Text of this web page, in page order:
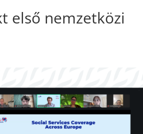
első nemzetközi